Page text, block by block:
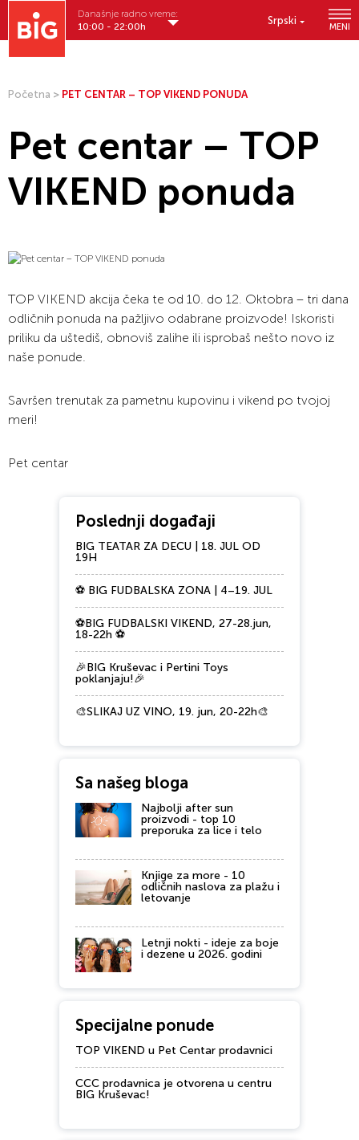
Srpski
MENI
Današnje radno vreme:
10:00 - 22:00h
Početna > PET CENTAR – TOP VIKEND PONUDA
Pet centar – TOP
VIKEND ponuda
TOP VIKEND akcija čeka te od 10. do 12. Oktobra – tri dana
odličnih ponuda na pažljivo odabrane proizvode! Iskoristi
priliku da uštediš, obnoviš zalihe ili isprobaš nešto novo iz
naše ponude.
Savršen trenutak za pametnu kupovinu i vikend po tvojoj
meri!
Pet centar
Poslednji događaji
BIG TEATAR ZA DECU | 18. JUL OD
19H
⚽ BIG FUDBALSKA ZONA | 4–19. JUL
⚽BIG FUDBALSKI VIKEND, 27-28.jun,
18-22h ⚽
🎉BIG Kruševac i Pertini Toys
poklanjaju!🎉
🎨SLIKAJ UZ VINO, 19. jun, 20-22h🎨
Sa našeg bloga
Najbolji after sun
proizvodi - top 10
preporuka za lice i telo
Knjige za more - 10
odličnih naslova za plažu i
letovanje
Letnji nokti - ideje za boje
i dezene u 2026. godini
Specijalne ponude
TOP VIKEND u Pet Centar prodavnici
CCC prodavnica je otvorena u centru
BIG Kruševac!